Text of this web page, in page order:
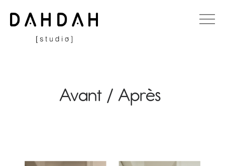
Avant / Après